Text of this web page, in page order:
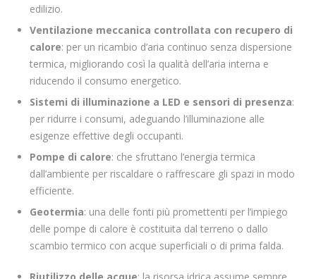
edilizio.
Ventilazione meccanica controllata con recupero di
calore: per un ricambio d’aria continuo senza dispersione
termica, migliorando così la qualità dell’aria interna e
riducendo il consumo energetico.
Sistemi di illuminazione a LED e sensori di presenza:
per ridurre i consumi, adeguando l’illuminazione alle
esigenze effettive degli occupanti.
Pompe di calore: che sfruttano l’energia termica
dall’ambiente per riscaldare o raffrescare gli spazi in modo
efficiente.
Geotermia: una delle fonti più promettenti per l’impiego
delle pompe di calore è costituita dal terreno o dallo
scambio termico con acque superficiali o di prima falda.